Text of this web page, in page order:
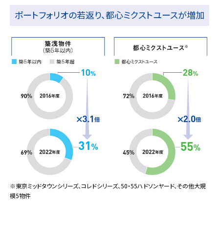
ポートフォリオの若返り、都心ミクストユースが増加
※東京ミッドタウンシリーズ、コレドシリーズ、50・55ハドソンヤード、その他大規
模5物件